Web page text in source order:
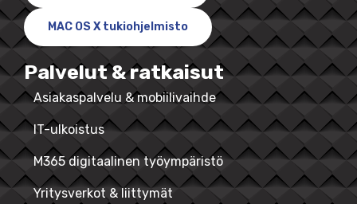
MAC OS X tukiohjelmisto
Palvelut & ratkaisut
Asiakaspalvelu & mobiilivaihde
IT-ulkoistus
M365 digitaalinen työympäristö
Yritysverkot & liittymät